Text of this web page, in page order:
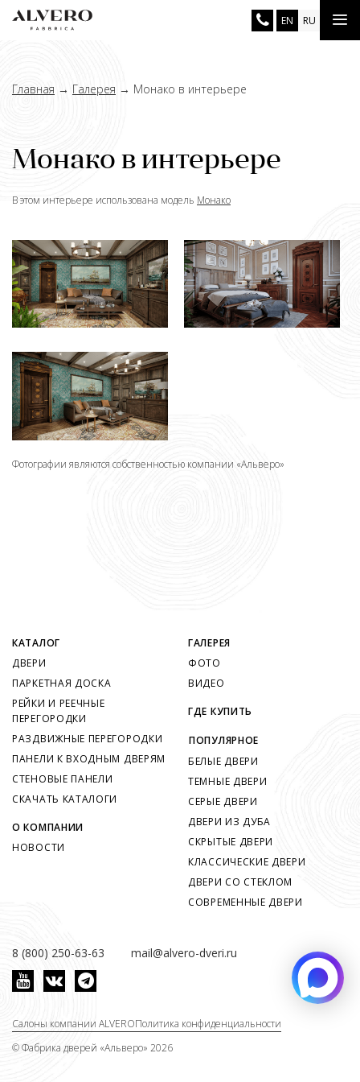
Перейти
EN RU
Главная → Галерея → Монако в интерьере
Монако в интерьере
В этом интерьере использована модель Монако
Фотографии являются собственностью компании «Альверо»
8 (800) 250-63-63 mail@alvero-dveri.ru
КАТАЛОГ
ДВЕРИ
ПАРКЕТНАЯ ДОСКА
РЕЙКИ И РЕЕЧНЫЕ
ПЕРЕГОРОДКИ
РАЗДВИЖНЫЕ ПЕРЕГОРОДКИ
ПАНЕЛИ К ВХОДНЫМ ДВЕРЯМ
СТЕНОВЫЕ ПАНЕЛИ
СКАЧАТЬ КАТАЛОГИ
О КОМПАНИИ
НОВОСТИ
ГАЛЕРЕЯ
ФОТО
ВИДЕО
ГДЕ КУПИТЬ
ПОПУЛЯРНОЕ
БЕЛЫЕ ДВЕРИ
ТЕМНЫЕ ДВЕРИ
СЕРЫЕ ДВЕРИ
ДВЕРИ ИЗ ДУБА
СКРЫТЫЕ ДВЕРИ
КЛАССИЧЕСКИЕ ДВЕРИ
ДВЕРИ СО СТЕКЛОМ
СОВРЕМЕННЫЕ ДВЕРИ
©Фабрика дверей «Альверо» 2026
Салоны компании ALVEROПолитика конфиденциальности